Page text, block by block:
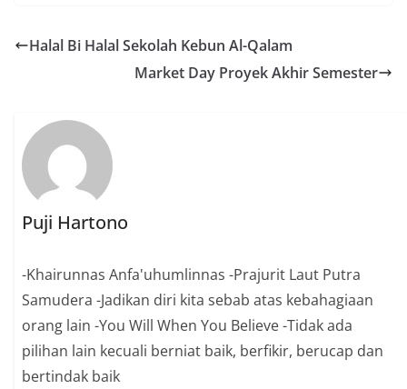
Halal Bi Halal Sekolah Kebun Al-Qalam
Market Day Proyek Akhir Semester
Puji Hartono
-Khairunnas Anfa'uhumlinnas -Prajurit Laut Putra
Samudera -Jadikan diri kita sebab atas kebahagiaan
orang lain -You Will When You Believe -Tidak ada
pilihan lain kecuali berniat baik, berfikir, berucap dan
bertindak baik